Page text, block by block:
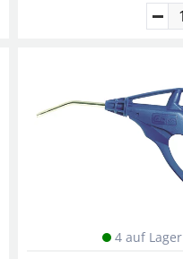
4 auf Lager